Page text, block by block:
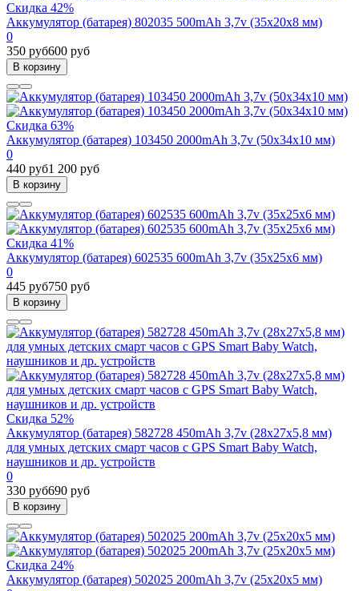
Скидка 42%
Аккумулятор (батарея) 802035 500mAh 3,7v (35х20х8 мм)
0
350 руб600 руб
В корзину
Скидка 63%
Аккумулятор (батарея) 103450 2000mAh 3,7v (50х34х10 мм)
0
440 руб1 200 руб
В корзину
Скидка 41%
Аккумулятор (батарея) 602535 600mAh 3,7v (35х25х6 мм)
0
445 руб750 руб
В корзину
Скидка 52%
Аккумулятор (батарея) 582728 450mAh 3,7v (28х27х5,8 мм)
для умных детских смарт часов с GPS Smart Baby Watch,
наушников и др. устройств
0
330 руб690 руб
В корзину
Скидка 24%
Аккумулятор (батарея) 502025 200mAh 3,7v (25х20х5 мм)